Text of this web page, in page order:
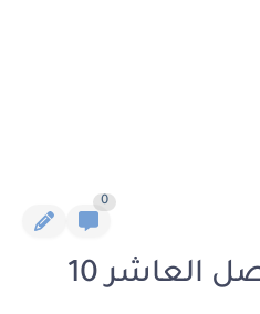
0
رواية لاجلها الفصل العاشر 10